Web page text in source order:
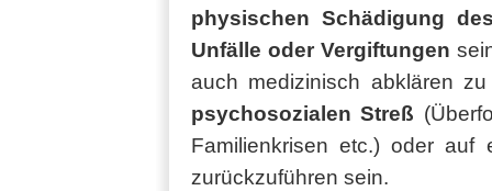
physischen Schädigung
Unfälle oder Vergiftungen
auch medizinisch abklären
psychosozialen Streß
Familienkrisen etc.) oder
zurückzuführen sein.